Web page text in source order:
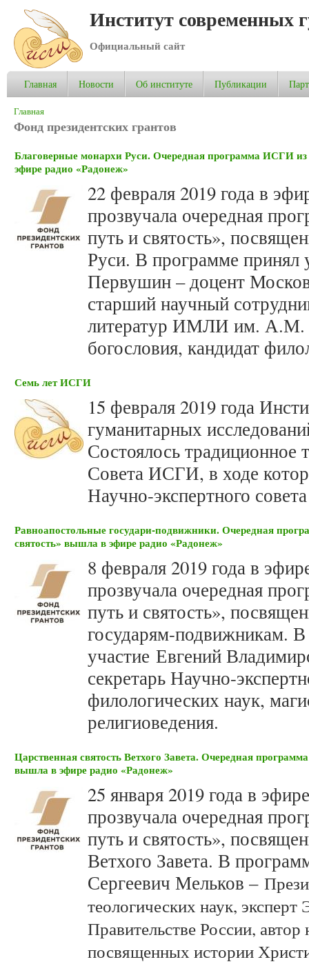
Институт современных
Официальный сайт
Главная Новости Об институте Публикации
Вы здесь
Главная
Фонд президентских грантов
Благоверные монархи Руси. Очередная программа ИСГИ
эфире радио «Радонеж»
22 февраля 2019 года в
прозвучала очередная
путь и святость»,
Руси. В программе принял
Первушин – доцент
старший научный
литератур ИМЛИ им. А.М.
богословия, кандидат
Семь лет ИСГИ
15 февраля 2019 года
гуманитарных
Состоялось традиционное
Совета ИСГИ, в ходе
Научно-экспертного
Равноапостольные государи-подвижники. Очередная
святость» вышла в эфире радио «Радонеж»
8 февраля 2019 года в
прозвучала очередная
путь и святость»,
государям-подвижникам.
участие Евгений
секретарь Научно-
филологических наук,
религиоведения.
Царственная святость Ветхого Завета. Очередная
вышла в эфире радио «Радонеж»
25 января 2019 года в
прозвучала очередная
путь и святость»,
Ветхого Завета. В
Сергеевич Мельков –
теологических наук, эксперт
Правительстве России,
посвященных истории